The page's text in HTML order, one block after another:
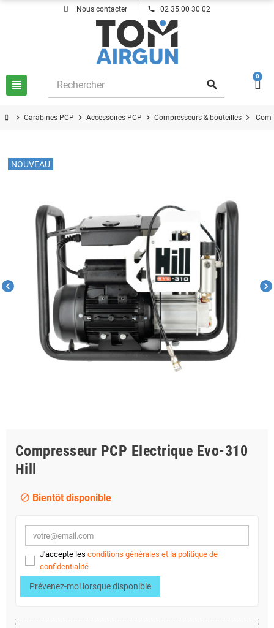
Nous contacter phone 02 35 00 30 02
view_headline search
0
chevron_right Carabines PCP chevron_right Accessoires PCP chevron_right Compresseurs & bouteilles chevron_right
chevron_left chevron_right
NOUVEAU
Compresseur PCP Electrique Evo-310
Hill
block Bientôt disponible
J'accepte les conditions générales et la politique de
confidentialité
Prévenez-moi lorsque disponible